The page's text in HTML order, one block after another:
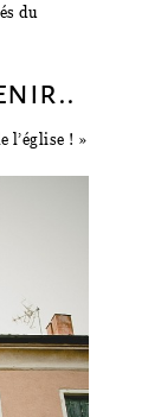
du
l’église ! »